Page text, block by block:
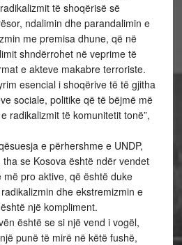
të shoqërisë së
ndalimin dhe parandalimin e
me premisa dhune, që në
shndërrohet në veprime të
e akteve makabre terroriste.
esencial i shoqërive të të gjitha
sociale, politike që të bëjmë më
radikalizmit të komunitetit tonë”,
e përhershme e UNDP,
se Kosova është ndër vendet
pro aktive, që është duke
dhe ekstremizmin e
një kompliment.
është se si një vend i vogël,
punë të mirë në këtë fushë,